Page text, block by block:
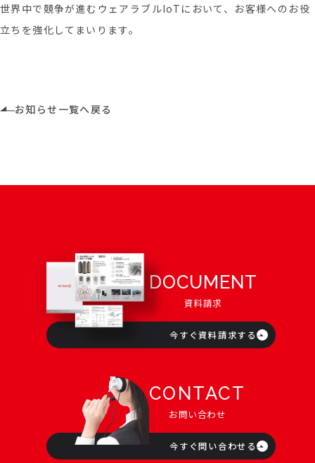
世界中で競争が進むウェアラブルIoTにおいて、お客様へのお役
立ちを強化してまいります。
お知らせ一覧へ戻る
DOCUMENT
資料請求
今すぐ資料請求する
CONTACT
お問い合わせ
今すぐ問い合わせる